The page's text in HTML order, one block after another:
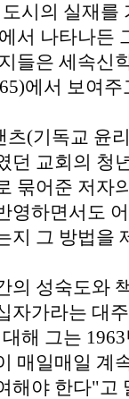
시의 실재
서 나타나든
들은 세속신
에서 보여주
(기독교 윤
던 교회의 청
묶어준 저자
영하면서도
지 그 방법을
의 성숙도와
자가라는 대
해 그는
매일매일 계
해야 한다"고